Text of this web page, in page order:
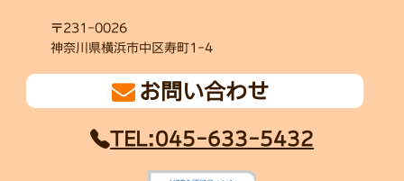
〒231-0026
神奈川県横浜市中区寿町1-4
お問い合わせ
TEL:045-633-5432